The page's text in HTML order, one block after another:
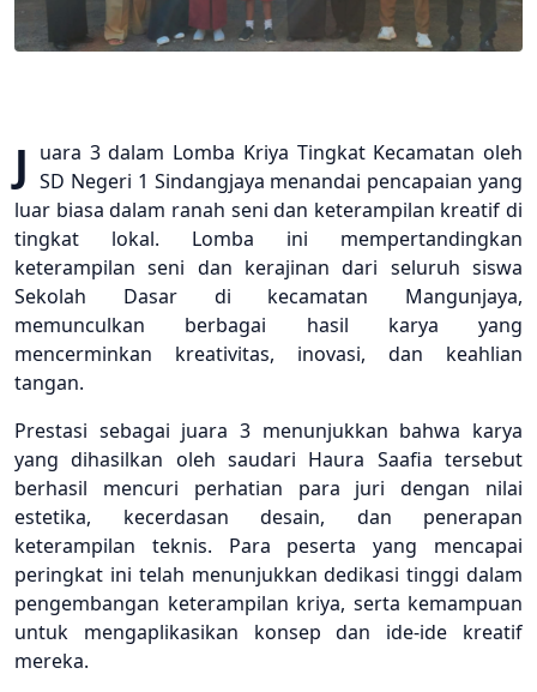
J uara 3 dalam Lomba Kriya Tingkat Kecamatan oleh
SD Negeri 1 Sindangjaya menandai pencapaian yang
luar biasa dalam ranah seni dan keterampilan kreatif di
tingkat lokal. Lomba ini mempertandingkan
keterampilan seni dan kerajinan dari seluruh siswa
Sekolah Dasar di kecamatan Mangunjaya,
memunculkan berbagai hasil karya yang
mencerminkan kreativitas, inovasi, dan keahlian
tangan.
Prestasi sebagai juara 3 menunjukkan bahwa karya
yang dihasilkan oleh saudari Haura Saafia tersebut
berhasil mencuri perhatian para juri dengan nilai
estetika, kecerdasan desain, dan penerapan
keterampilan teknis. Para peserta yang mencapai
peringkat ini telah menunjukkan dedikasi tinggi dalam
pengembangan keterampilan kriya, serta kemampuan
untuk mengaplikasikan konsep dan ide-ide kreatif
mereka.